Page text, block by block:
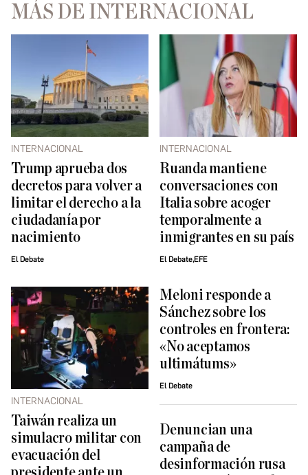
MÁS DE INTERNACIONAL
INTERNACIONAL
Trump aprueba dos
decretos para volver a
limitar el derecho a la
ciudadanía por
nacimiento
El Debate
INTERNACIONAL
Ruanda mantiene
conversaciones con
Italia sobre acoger
temporalmente a
inmigrantes en su país
El Debate,EFE
INTERNACIONAL
Taiwán realiza un
simulacro militar con
evacuación del
Meloni responde a
Sánchez sobre los
controles en frontera:
«No aceptamos
ultimátums»
El Debate
Denuncian una
campaña de
desinformación rusa